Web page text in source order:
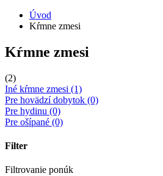
Úvod
Kŕmne zmesi
Kŕmne zmesi
(2)
Iné kŕmne zmesi (1)
Pre hovädzí dobytok (0)
Pre hydinu (0)
Pre ošípané (0)
Filter
Filtrovanie ponúk